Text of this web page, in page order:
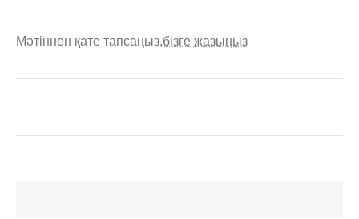
Мәтіннен қате тапсаңыз,бізге жазыңыз